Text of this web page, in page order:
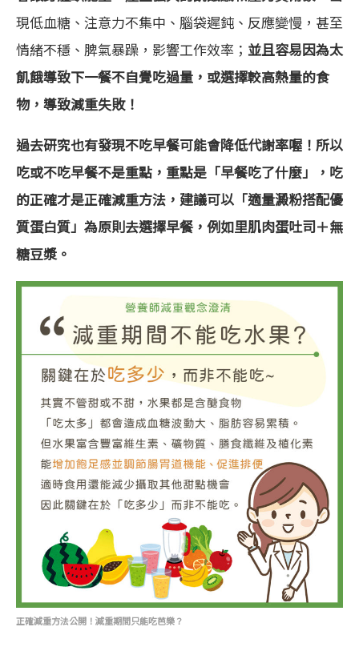
現低血糖、注意力不集中、腦袋遲鈍、反應變慢，甚至
情緒不穩、脾氣暴躁，影響工作效率； 並且容易因為太
飢餓導致下一餐不自覺吃過量，或選擇較高熱量的食
物，導致減重失敗！
過去研究也有發現不吃早餐可能會降低代謝率喔！所以
吃或不吃早餐不是重點，重點是「早餐吃了什麼」，吃
的正確才是正確減重方法，建議可以「適量澱粉搭配優
質蛋白質」為原則去選擇早餐，例如里肌肉蛋吐司＋無
糖豆漿。
正確減重方法公開！減重期間只能吃芭樂？